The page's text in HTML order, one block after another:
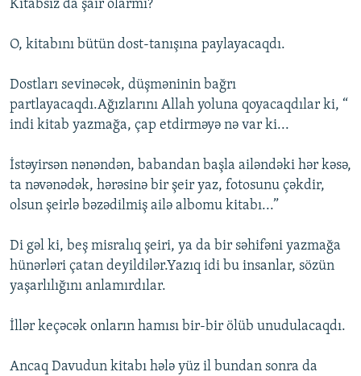
Kitabsız da şair olarmı?
O, kitabını bütün dost-tanışına paylayacaqdı.
Dostları sevinəcək, düşməninin bağrı
partlayacaqdı.Ağızlarını Allah yoluna qoyacaqdılar ki, “
indi kitab yazmağa, çap etdirməyə nə var ki...
İstəyirsən nənəndən, babandan başla ailəndəki hər kəsə,
ta nəvənədək, hərəsinə bir şeir yaz, fotosunu çəkdir,
olsun şeirlə bəzədilmiş ailə albomu kitabı...”
Di gəl ki, beş misralıq şeiri, ya da bir səhifəni yazmağa
hünərləri çatan deyildilər.Yazıq idi bu insanlar, sözün
yaşarlılığını anlamırdılar.
İllər keçəcək onların hamısı bir-bir ölüb unudulacaqdı.
Ancaq Davudun kitabı hələ yüz il bundan sonra da